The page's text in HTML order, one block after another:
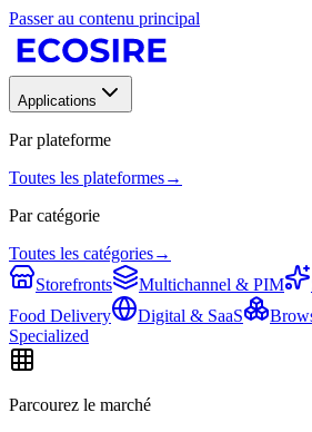
Passer au contenu principal
Applications
Par plateforme
Toutes les plateformes→
Par catégorie
Toutes les catégories→
Storefronts
Multichannel & PIM
Food Delivery
Digital & SaaS
Specialized
Parcourez le marché